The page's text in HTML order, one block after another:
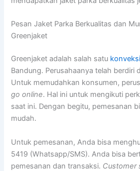
Pesan Jaket Parka Berkualitas dan
Greenjaket
Greenjaket adalah salah satu
Bandung. Perusahaanya telah berdiri
Untuk memudahkan konsumen,
go online. Hal ini untuk mengikuti
saat ini. Dengan begitu, pemesanan
mudah.
Untuk pemesanan, Anda bisa
5419 (Whatsapp/SMS). Anda bisa
pemesanan dan transaksi. Customer